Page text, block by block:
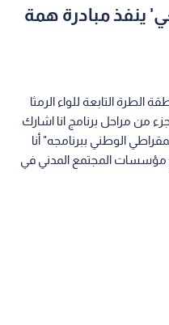
ينفذ مبادرة همة
التابعة للواء الرمثا
من مراحل برنامج انا اشارك
الوطني ببرنامجه" أنا
المجتمع المدني في